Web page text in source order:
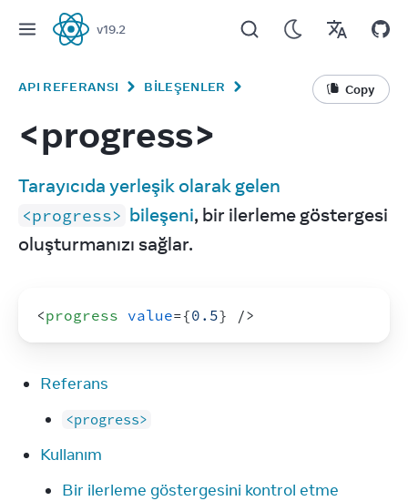
React
v19.2
API REFERANSI BILEŞENLER Copy
<progress>
<progress> bileşeni, bir ilerleme göstergesi
oluşturmanızı sağlar.
<progress value={0.5} />
Referans
<progress>
Kullanım
Bir ilerleme göstergesini kontrol etme